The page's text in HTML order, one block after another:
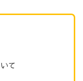
て